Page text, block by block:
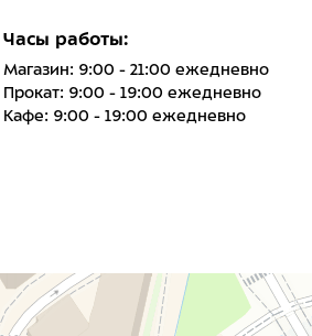
Часы работы:
Магазин: 9:00 - 21:00 ежедневно
Прокат: 9:00 - 19:00 ежедневно
Кафе: 9:00 - 19:00 ежедневно